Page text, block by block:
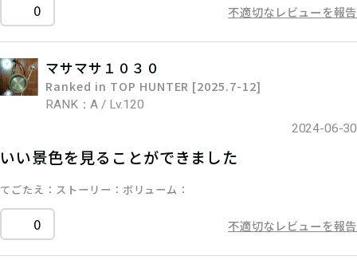
0 不適切なレビューを報告
マサマサ１０３０
Ranked in TOP HUNTER [2025.7-12]
RANK：A / Lv.120
2024-06-30
いい景色を見ることができました
てごたえ ストーリー ボリューム
0 不適切なレビューを報告